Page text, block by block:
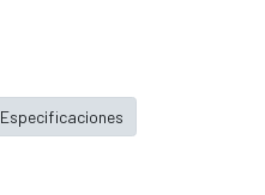
Especificaciones